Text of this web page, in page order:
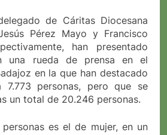
de Cáritas Diocesana
Pérez Mayo y Francisco
han presentado
una rueda de prensa en el
en la que han destacado
7.773 personas, pero que se
un total de 20.246 personas.
es el de mujer, en un